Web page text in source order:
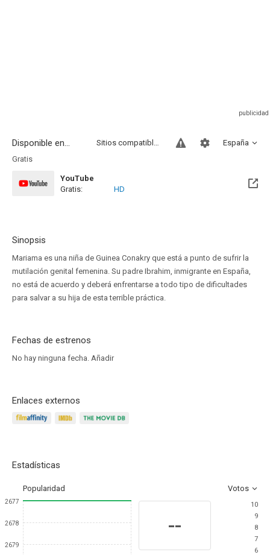
Disponible en... España
Sitios compatibles
Gratis
YouTube
Gratis:
HD
Sinopsis
Mariama es una niña de Guinea Conakry que está a punto de sufrir la
mutilación genital femenina. Su padre Ibrahim, inmigrante en España,
no está de acuerdo y deberá enfrentarse a todo tipo de dificultades
para salvar a su hija de esta terrible práctica.
Fechas de estrenos
No hay ninguna fecha. Añadir
Enlaces externos
Estadísticas
Popularidad Votos
2677
2678
2679
--
10
9
8
7
6